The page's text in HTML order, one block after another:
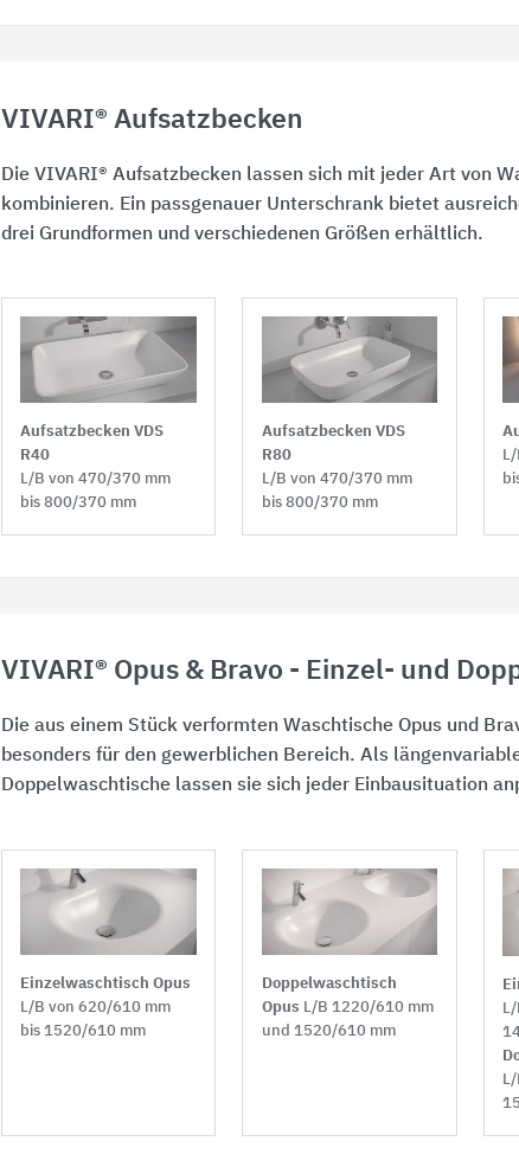
VIVARI® Aufsatzbecken
Die VIVARI® Aufsatzbecken lassen sich mit jeder Art von
kombinieren. Ein passgenauer Unterschrank bietet
drei Grundformen und verschiedenen Größen erhältlich.
Aufsatzbecken VDS
R40
L/B von 470/370 mm
bis 800/370 mm
Aufsatzbecken VDS
R80
L/B von 470/370 mm
bis 800/370 mm
VIVARI® Opus & Bravo - Einzel- und
Die aus einem Stück verformten Waschtische Opus und
besonders für den gewerblichen Bereich. Als
Doppelwaschtische lassen sie sich jeder Einbausituation
Einzelwaschtisch Opus
L/B von 620/610 mm
bis 1520/610 mm
Doppelwaschtisch
Opus L/B 1220/610 mm
und 1520/610 mm